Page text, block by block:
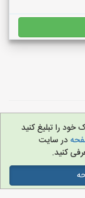
خود را تبلیغ کنید
در سایت
کنید.